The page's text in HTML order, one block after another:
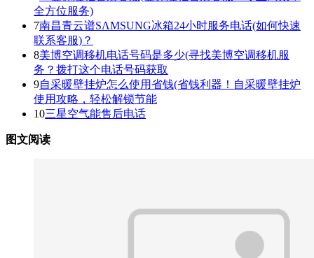
全方位服务)
7南昌青云谱SΛMSUNG冰箱24小时服务电话(如何快速
联系客服)？
8美博空调移机电话号码是多少(寻找美博空调移机服
务？拨打这个电话号码获取
9自采暖壁挂炉怎么使用省钱(省钱利器！自采暖壁挂炉
使用攻略，轻松解锁节能
10三星空气能售后电话
图文阅读